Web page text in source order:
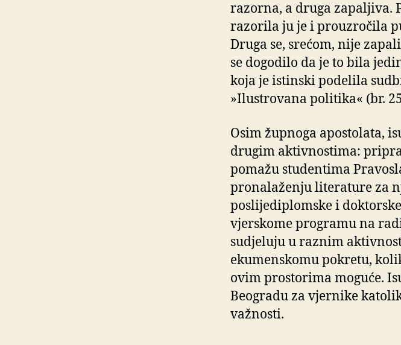
razorna, a druga zapaljiva.
razorila ju je i prouzročila
Druga se, srećom, nije
se dogodilo da je to bila
koja je istinski podelila
»Ilustrovana politika« (br.
Osim župnoga apostolata,
drugim aktivnostima:
pomažu studentima
pronalaženju literature za
poslijediplomske i
vjerskome programu na
sudjeluju u raznim
ekumenskomu pokretu,
ovim prostorima moguće.
Beogradu za vjernike
važnosti.